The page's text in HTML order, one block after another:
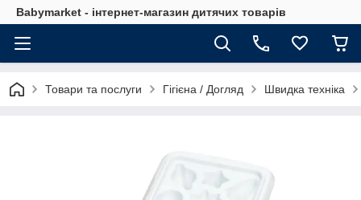
Babymarket - інтернет-магазин дитячих товарів
Товари та послуги Гігієна / Догляд Швидка техніка